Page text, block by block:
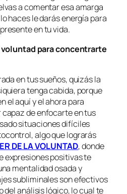
a comentar esa amarga
haces le darás energía para
en tu vida.
para concentrarte
en tus sueños, quizás la
tenga cabida, porque
el aquí y el ahora para
de enfocarte en tus
situaciones difíciles
algo que lograrás
DE LA VOLUNTAD, donde
expresiones positivas te
mentalidad osada y
subliminales son efectivos
del análisis lógico, lo cual te